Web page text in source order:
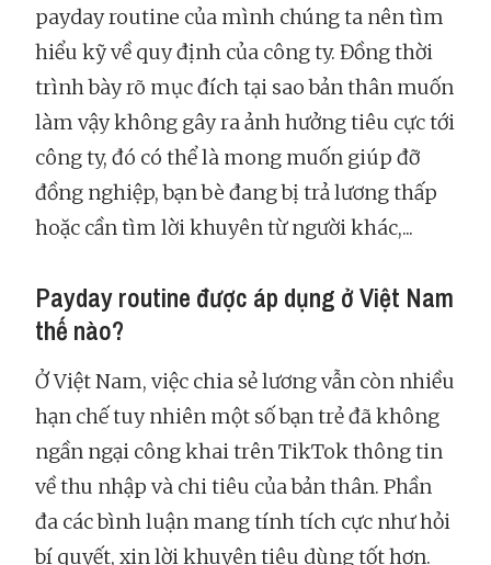
payday routine của mình chúng ta nên tìm
hiểu kỹ về quy định của công ty. Đồng thời
trình bày rõ mục đích tại sao bản thân muốn
làm vậy không gây ra ảnh hưởng tiêu cực tới
công ty, đó có thể là mong muốn giúp đỡ
đồng nghiệp, bạn bè đang bị trả lương thấp
hoặc cần tìm lời khuyên từ người khác,...
Payday routine được áp dụng ở Việt Nam
thế nào?
Ở Việt Nam, việc chia sẻ lương vẫn còn nhiều
hạn chế tuy nhiên một số bạn trẻ đã không
ngần ngại công khai trên TikTok thông tin
về thu nhập và chi tiêu của bản thân. Phần
đa các bình luận mang tính tích cực như hỏi
bí quyết, xin lời khuyên tiêu dùng tốt hơn.